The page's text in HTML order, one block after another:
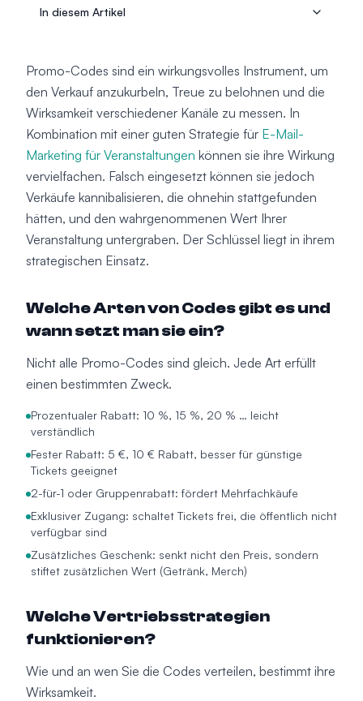
In diesem Artikel
Promo-Codes sind ein wirkungsvolles Instrument, um
den Verkauf anzukurbeln, Treue zu belohnen und die
Wirksamkeit verschiedener Kanäle zu messen. In
Kombination mit einer guten Strategie für E-Mail-
Marketing für Veranstaltungen können sie ihre Wirkung
vervielfachen. Falsch eingesetzt können sie jedoch
Verkäufe kannibalisieren, die ohnehin stattgefunden
hätten, und den wahrgenommenen Wert Ihrer
Veranstaltung untergraben. Der Schlüssel liegt in ihrem
strategischen Einsatz.
Welche Arten von Codes gibt es und
wann setzt man sie ein?
Nicht alle Promo-Codes sind gleich. Jede Art erfüllt
einen bestimmten Zweck.
Prozentualer Rabatt: 10 %, 15 %, 20 % … leicht
verständlich
Fester Rabatt: 5 €, 10 € Rabatt, besser für günstige
Tickets geeignet
2-für-1 oder Gruppenrabatt: fördert Mehrfachkäufe
Exklusiver Zugang: schaltet Tickets frei, die öffentlich nicht
verfügbar sind
Zusätzliches Geschenk: senkt nicht den Preis, sondern
stiftet zusätzlichen Wert (Getränk, Merch)
Welche Vertriebsstrategien
funktionieren?
Wie und an wen Sie die Codes verteilen, bestimmt ihre
Wirksamkeit.